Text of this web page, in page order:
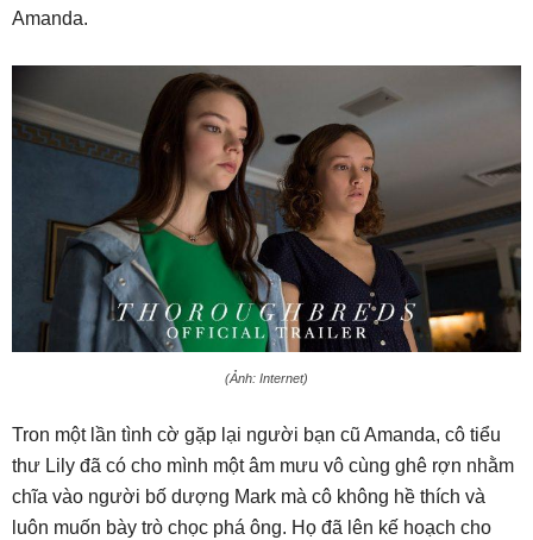
Amanda.
(Ảnh: Internet)
Tron một lần tình cờ gặp lại người bạn cũ Amanda, cô tiểu
thư Lily đã có cho mình một âm mưu vô cùng ghê rợn nhằm
chĩa vào người bố dượng Mark mà cô không hề thích và
luôn muốn bày trò chọc phá ông. Họ đã lên kế hoạch cho